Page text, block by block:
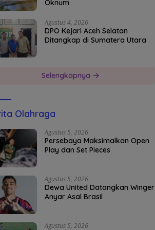
Oknum
Agustus 4, 2026
DPO Kejari Aceh Selatan
Ditangkap di Sumatera Utara
Selengkapnya
Olahraga
Agustus 5, 2026
Persebaya Maksimalkan Open
Play dan Set Pieces
Agustus 5, 2026
Dewa United Datangkan Winger
Anyar Asal Brasil
Agustus 5, 2026